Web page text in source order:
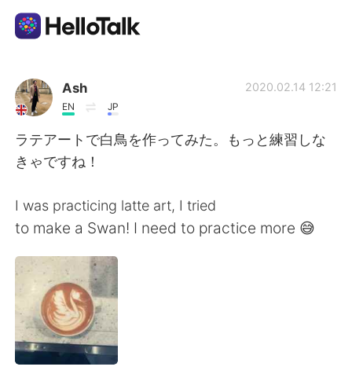
Aplicativo de troca de idioma
AI Grammar Checker
Português
English 简体中文
繁體中文
العربية
Deutsch
Ash
EN JP
2020.02.14 12:21
ラテアートで白鳥を作ってみた。もっと練習しな
きゃですね！
I was practicing latte art, I tried
to make a Swan! I need to practice more 😅